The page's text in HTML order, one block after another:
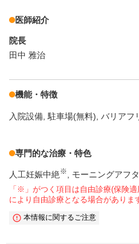
医師紹介
院長
田中 雅治
機能・特徴
入院設備 駐車場(無料) バリアフ
専門的な治療・特色
人工妊娠中絶※ モーニングアフ
「※」がつく項目は自由診療(保険
により自由診療となる場合がありま
本情報に関するご注意